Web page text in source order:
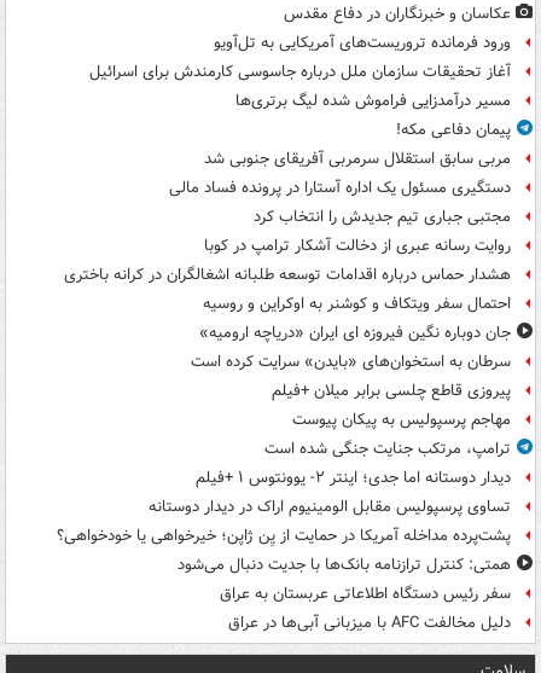
عکاسان و خبرنگاران در دفاع مقدس
ورود فرمانده تروریست‌های آمریکایی به تل‌آویو
آغاز تحقیقات سازمان ملل درباره جاسوسی کارمندش برای اسرائیل
مسیر درآمدزایی فراموش شده لیگ برتری‌ها
پیمان دفاعی مکه!
مربی سابق استقلال سرمربی آفریقای جنوبی شد
دستگیری مسئول یک اداره آستارا در پرونده فساد مالی
مجتبی جباری تیم جدیدش را انتخاب کرد
روایت رسانه عبری از دخالت آشکار ترامپ در کوبا
هشدار حماس درباره اقدامات توسعه طلبانه اشغالگران در کرانه باختری
احتمال سفر ویتکاف و کوشنر به اوکراین و روسیه
جان دوباره نگین فیروزه ای ایران «دریاچه ارومیه»
سرطان به استخوان‌های «بایدن» سرایت کرده است
پیروزی قاطع چلسی برابر میلان +فیلم
مهاجم پرسپولیس به پیکان پیوست
ترامپ، مرتکب جنایت جنگی شده است
دیدار دوستانه اما جدی؛ اینتر ۲- یوونتوس ۱ +فیلم
تساوی پرسپولیس مقابل الومینیوم اراک در دیدار دوستانه
پشت‌پرده مداخله آمریکا در حمایت از یِن ژاپن؛ خیرخواهی یا خودخواهی؟
همتی: کنترل ترازنامه بانک‌ها با جدیت دنبال می‌شود
سفر رئیس دستگاه اطلاعاتی عربستان به عراق
دلیل مخالفت AFC با میزبانی آبی‌ها در عراق